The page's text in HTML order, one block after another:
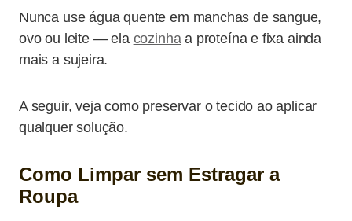
Nunca use água quente em manchas de sangue,
ovo ou leite — ela cozinha a proteína e fixa ainda
mais a sujeira.
A seguir, veja como preservar o tecido ao aplicar
qualquer solução.
Como Limpar sem Estragar a
Roupa